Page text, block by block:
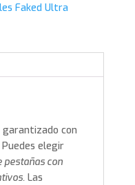
Faked Ultra
con
Puedes elegir
pestañas con
Las